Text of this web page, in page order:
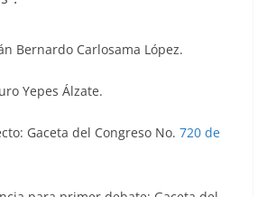
Bernardo Carlosama López.
Yepes Álzate.
Gaceta del Congreso No. 720 de